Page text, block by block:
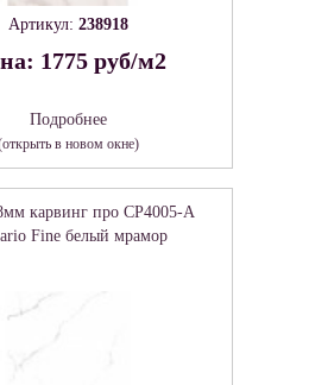
Артикул: 238918
1775 руб/м2
Подробнее
в новом окне)
карвинг про CP4005-A
Fine белый мрамор